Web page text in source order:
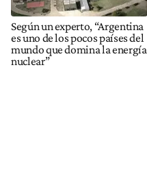
Según un experto, “Argentina
es uno de los pocos países del
mundo que domina la energía
nuclear”